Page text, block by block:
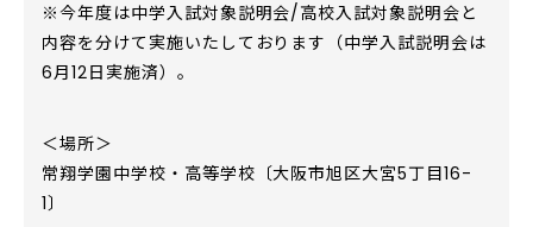
※今年度は中学入試対象説明会/高校入試対象説明会と
内容を分けて実施いたしております（中学入試説明会は
6月12日実施済）。
＜場所＞
常翔学園中学校・高等学校〔大阪市旭区大宮5丁目16-
1〕